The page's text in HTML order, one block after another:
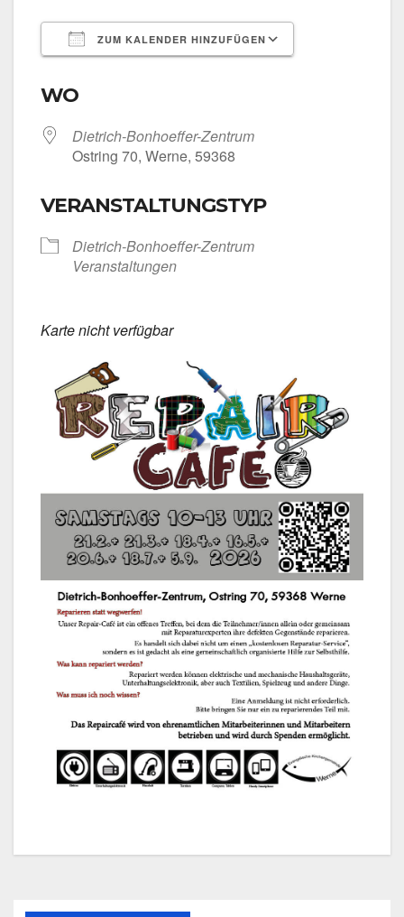
ZUM KALENDER HINZUFÜGEN
WO
Dietrich-Bonhoeffer-Zentrum
Ost­ring 70, Wer­ne, 59368
VERANSTALTUNGSTYP
Dietrich-Bonhoeffer-Zentrum
Ver­an­stal­tun­gen
Kar­te nicht ver­füg­bar